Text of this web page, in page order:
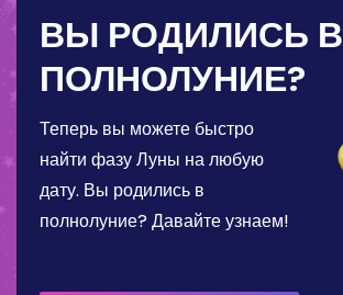
ВЫ РОДИЛИСЬ В
ПОЛНОЛУНИЕ?
Теперь вы можете быстро
найти фазу Луны на любую
дату. Вы родились в
полнолуние? Давайте узнаем!